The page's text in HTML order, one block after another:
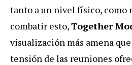
tanto a un nivel físico, como
combatir esto,Together
visualización más amena
tensión de las reuniones